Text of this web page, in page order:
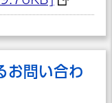
お問い合わ